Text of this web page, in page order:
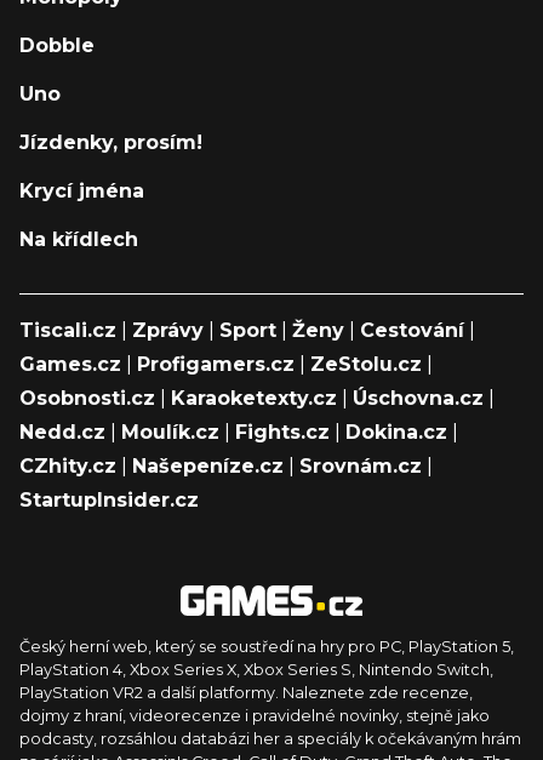
Dobble
Uno
Jízdenky, prosím!
Krycí jména
Na křídlech
Tiscali.cz Zprávy Sport Ženy Cestování|
Games.cz
Profigamers.cz ZeStolu.cz
Osobnosti.cz
Karaoketexty.cz Úschovna.cz
Nedd.cz
Moulík.cz Fights.cz Dokina.cz
CZhity.cz
Našepeníze.cz Srovnám.cz
StartupInsider.cz
Český herní web, který se soustředí na hry pro PC, PlayStation 5,
PlayStation 4, Xbox Series X, Xbox Series S, Nintendo Switch,
PlayStation VR2 a další platformy. Naleznete zde recenze,
dojmy z hraní, videorecenze i pravidelné novinky, stejně jako
podcasty, rozsáhlou databázi her a speciály k očekávaným hrám